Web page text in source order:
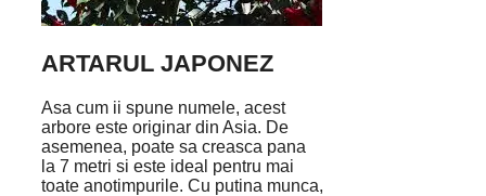
ARTARUL JAPONEZ
Asa cum ii spune numele, acest
arbore este originar din Asia. De
asemenea, poate sa creasca pana
la 7 metri si este ideal pentru mai
toate anotimpurile. Cu putina munca,